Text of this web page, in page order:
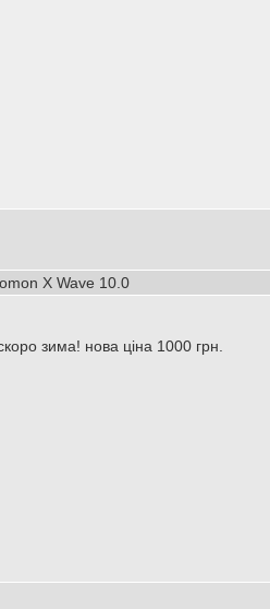
X Wave 10.0
зима! нова ціна 1000 грн.